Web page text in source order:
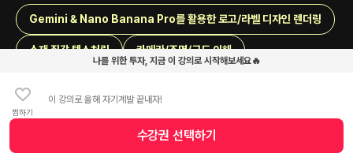
찜하기
나를 위한 투자, 지금 이 강의로 시작해보세요🔥
이 강의로 올해 자기계발 끝내자!
수강권 선택하기
Gemini & Nano Banana Pro를 활용한 로고/라벨 디자인 렌더링
소재 질감 텍스처링 카메라/조명/구도 이해